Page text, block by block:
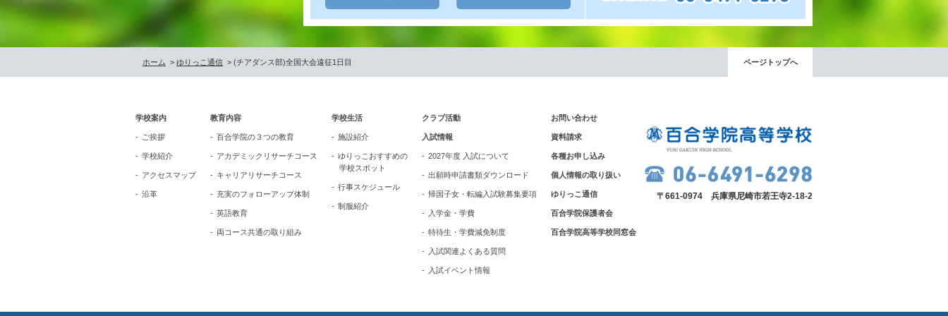
ホーム > ゆりっこ通信 > (チアダンス部)全国大会遠征1日目 ページトップへ
学校案内
ご挨拶
学校紹介
アクセスマップ
沿革
教育内容
百合学院の３つの教育
アカデミックリサーチコース
キャリアリサーチコース
充実のフォローアップ体制
英語教育
両コース共通の取り組み
学校生活
施設紹介
ゆりっこおすすめの
学校スポット
行事スケジュール
制服紹介
クラブ活動
入試情報
2027年度 入試について
出願時申請書類ダウンロード
帰国子女・転編入試験募集要項
入学金・学費
特待生・学費減免制度
入試関連よくある質問
入試イベント情報
お問い合わせ
資料請求
各種お申し込み
個人情報の取り扱い
ゆりっこ通信
百合学院保護者会
百合学院高等学校同窓会
〒661-0974 兵庫県尼崎市若王寺2-18-2